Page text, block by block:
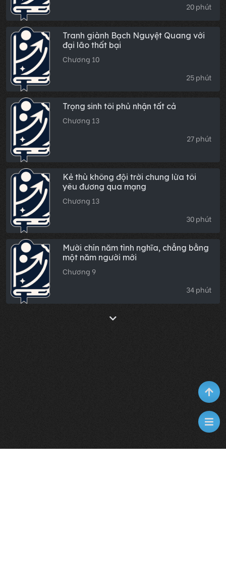
20 phút
Tranh giành Bạch Nguyệt Quang với
đại lão thất bại
Chương 10
25 phút
Trọng sinh tôi phủ nhận tất cả
Chương 13
27 phút
Kẻ thù không đội trời chung lừa tôi
yêu đương qua mạng
Chương 13
30 phút
Mười chín năm tình nghĩa, chẳng bằng
một năm người mới
Chương 9
34 phút